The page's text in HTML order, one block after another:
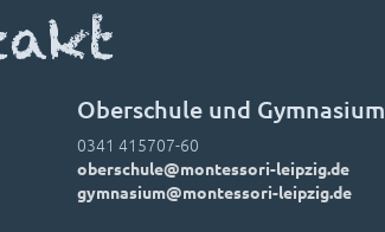
Oberschule und Gymnasium
0341 415707-60
oberschule@montessori-leipzig.de
gymnasium@montessori-leipzig.de